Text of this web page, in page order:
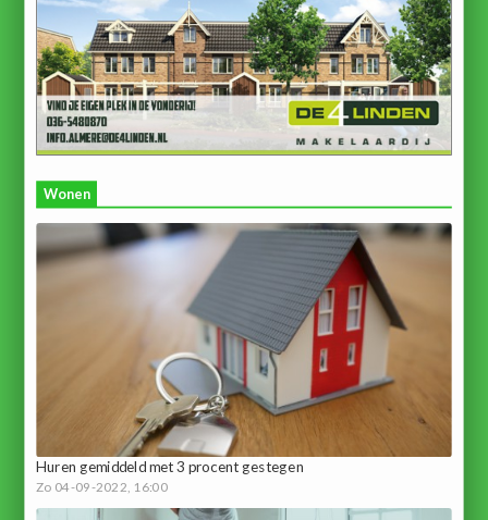
Wonen
Huren gemiddeld met 3 procent gestegen
Zo 04-09-2022, 16:00